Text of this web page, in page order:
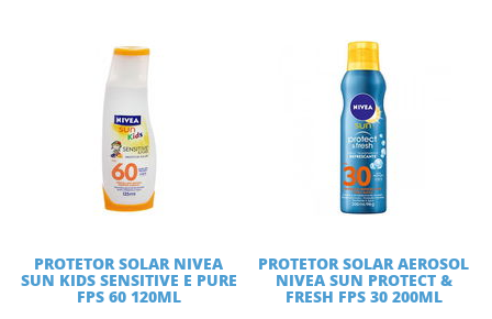
PROTETOR SOLAR NIVEA
SUN KIDS SENSITIVE E PURE
FPS 60 120ML
PROTETOR SOLAR AEROSOL
NIVEA SUN PROTECT &
FRESH FPS 30 200ML